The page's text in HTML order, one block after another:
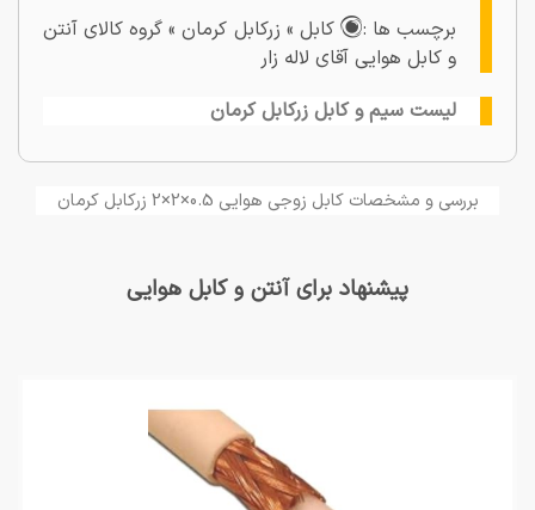
برچسب ها :
کابل » زرکابل کرمان » گروه کالای آنتن
و کابل هوایی آقای لاله زار
لیست سیم و کابل زرکابل کرمان
بررسی و مشخصات کابل زوجی هوایی 0.5×2×2 زرکابل کرمان
پیشنهاد برای آنتن و کابل هوایی